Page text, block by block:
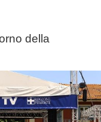
della